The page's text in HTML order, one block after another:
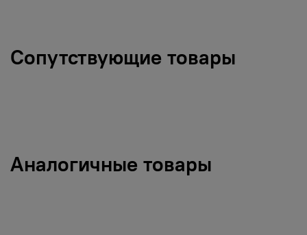
Сопутствующие товары
Аналогичные товары